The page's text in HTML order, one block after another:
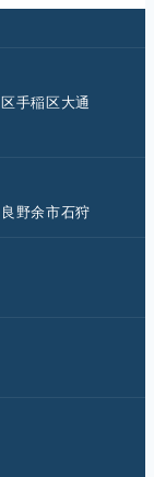
手稲区大通
野余市石狩